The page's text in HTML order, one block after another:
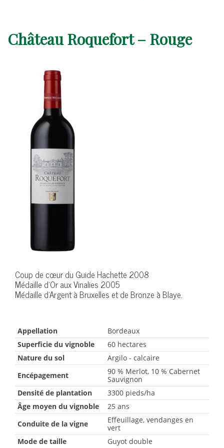
Château Roquefort – Rouge
Coup de cœur du Guide Hachette 2008
Médaille d'Or aux Vinalies 2005
Médaille d'Argent à Bruxelles et de Bronze à Blaye.
Appellation
Bordeaux
Superficie du vignoble
60 hectares
Nature du sol
Argilo - calcaire
Encépagement
90 % Merlot, 10 % Cabernet
Sauvignon
Densité de plantation
3300 pieds/ha
Âge moyen du vignoble
25 ans
Conduite de la vigne
Effeuillage, vendanges en
vert
Mode de taille
Guyot double